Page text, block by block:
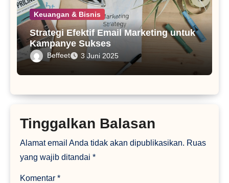
Keuangan & Bisnis
Strategi Efektif Email Marketing untuk
Kampanye Sukses
Beffeet 3 Juni 2025
Tinggalkan Balasan
Alamat email Anda tidak akan dipublikasikan. Ruas
yang wajib ditandai*
Komentar*